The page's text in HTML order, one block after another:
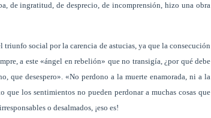
de ingratitud, de desprecio, de incomprensión, hizo una obra
triunfo social por la carencia de astucias, ya que la consecución
a este «ángel en rebelión» que no transigía, ¿por qué debe
que desespero». «No perdono a la muerte enamorada, ni a la
los sentimientos no pueden perdonar a muchas cosas que
o desalmados, ¡eso es!